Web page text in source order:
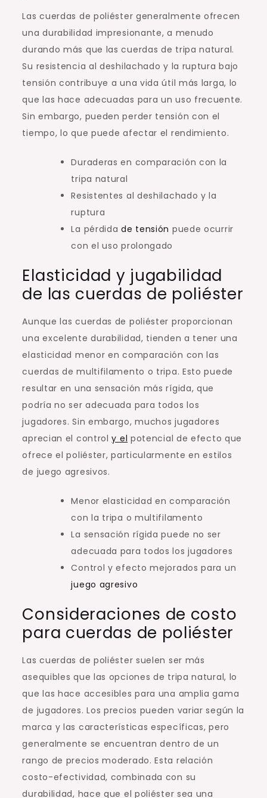
Las cuerdas de poliéster generalmente ofrecen
una durabilidad impresionante, a menudo
durando más que las cuerdas de tripa natural.
Su resistencia al deshilachado y la ruptura bajo
tensión contribuye a una vida útil más larga, lo
que las hace adecuadas para un uso frecuente.
Sin embargo, pueden perder tensión con el
tiempo, lo que puede afectar el rendimiento.
Duraderas en comparación con la
tripa natural
Resistentes al deshilachado y la
ruptura
La pérdidade tensión puede ocurrir
con el uso prolongado
Elasticidad y jugabilidad
de las cuerdas de poliéster
Aunque las cuerdas de poliéster proporcionan
una excelente durabilidad, tienden a tener una
elasticidad menor en comparación con las
cuerdas de multifilamento o tripa. Esto puede
resultar en una sensación más rígida, que
podría no ser adecuada para todos los
jugadores. Sin embargo, muchos jugadores
aprecian el controly el potencial de efecto que
ofrece el poliéster, particularmente en estilos
de juego agresivos.
Menor elasticidad en comparación
con la tripa o multifilamento
La sensación rígida puede no ser
adecuada para todos los jugadores
Control y efecto mejorados para un
juego agresivo
Consideraciones de costo
para cuerdas de poliéster
Las cuerdas de poliéster suelen ser más
asequibles que las opciones de tripa natural, lo
que las hace accesibles para una amplia gama
de jugadores. Los precios pueden variar según la
marca y las características específicas, pero
generalmente se encuentran dentro de un
rango de precios moderado. Esta relación
costo-efectividad, combinada con su
durabilidad, hace que el poliéster sea una